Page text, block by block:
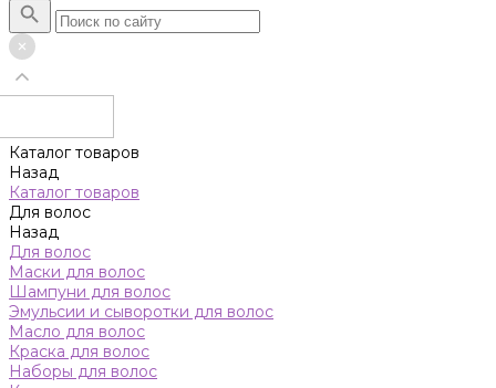
Каталог товаров
Назад
Каталог товаров
Для волос
Назад
Для волос
Маски для волос
Шампуни для волос
Эмульсии и сыворотки для волос
Масло для волос
Краска для волос
Наборы для волос